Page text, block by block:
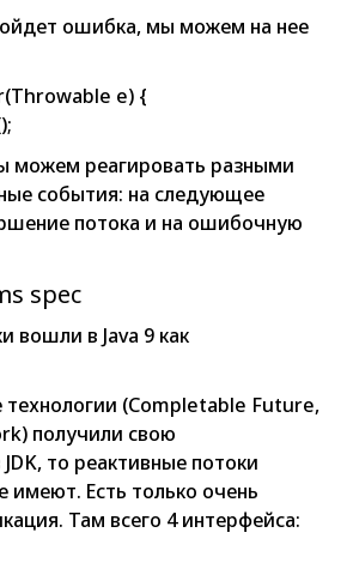
ошибка, мы можем на нее
e) {
можем реагировать разными
события: на следующее
потока и на ошибочную
spec
вошли в Java 9 как
(Completable Future,
получили свою
то реактивные потоки
имеют. Есть только очень
Там всего 4 интерфейса: